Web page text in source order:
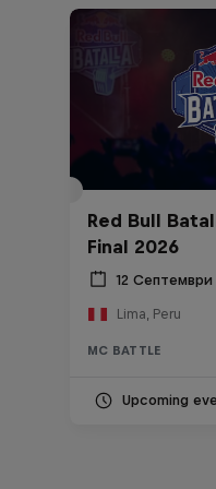
Red Bull
Final 2026
12 Септември
Lima, Peru
MC BATTLE
Upcoming